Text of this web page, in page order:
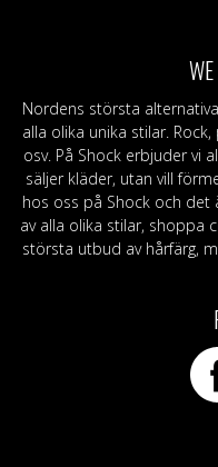
Nordens största
alla olika unika stilar.
osv. På Shock erbjuder vi
säljer kläder, utan vill
hos oss på Shock och det
av alla olika stilar, shoppa
största utbud av hårfärg,